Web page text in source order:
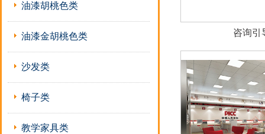
油漆胡桃色类
油漆金胡桃色类
沙发类
椅子类
教学家具类
咨询引